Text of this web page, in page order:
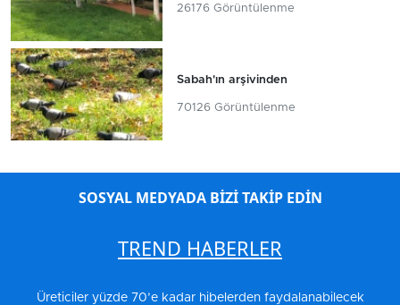
26176 Görüntülenme
Sabah'ın arşivinden
70126 Görüntülenme
SOSYAL MEDYADA BİZİ TAKİP EDİN
TREND HABERLER
Üreticiler yüzde 70’e kadar hibelerden faydalanabilecek